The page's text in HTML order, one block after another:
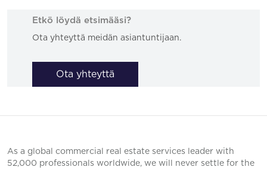
Etkö löydä etsimääsi?
Ota yhteyttä meidän asiantuntijaan.
Ota yhteyttä
As a global commercial real estate services leader with
52,000 professionals worldwide, we will never settle for the